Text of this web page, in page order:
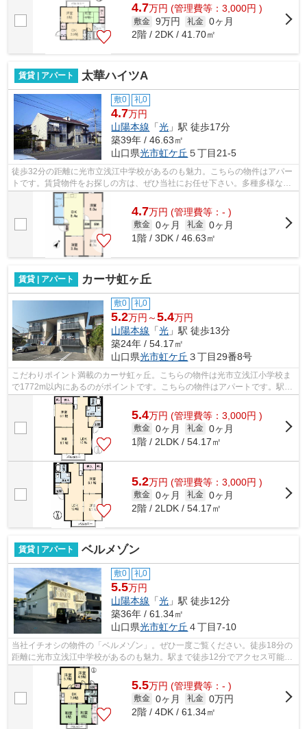
4.7万円 (管理費等：3,000円 )
敷金 9万円 礼金 0ヶ月
2階 / 2DK / 41.70㎡
賃貸 | アパート 太華ハイツA
敷0 礼0
4.7万円
山陽本線 「光 」駅 徒歩17分
築39年 / 46.63㎡
山口県光市虹ケ丘 ５丁目21-5
徒歩32分の距離に光市立浅江中学校があるのも魅力。こちらの物件はアパー
トです。賃貸物件をお探しの方は、ぜひ当社にお任せ下さい。多種多様な物
件情報と地域情報をご提供いたします...
4.7万円 (管理費等：- )
敷金 0ヶ月 礼金 0ヶ月
1階 / 3DK / 46.63㎡
賃貸 | アパート カーサ虹ヶ丘
敷0 礼0
5.2万円～5.4万円
山陽本線 「光 」駅 徒歩13分
築24年 / 54.17㎡
山口県光市虹ケ丘 ３丁目29番8号
こだわりポイント満載のカーサ虹ヶ丘。こちらの物件は光市立浅江小学校ま
で1772m以内にあるのがポイントです。こちらの物件はアパートです。駅ま
で徒歩13分でアクセス可能な物件です。...
5.4万円 (管理費等：3,000円 )
敷金 0ヶ月 礼金 0ヶ月
1階 / 2LDK / 54.17㎡
5.2万円 (管理費等：3,000円 )
敷金 0ヶ月 礼金 0ヶ月
2階 / 2LDK / 54.17㎡
賃貸 | アパート ベルメゾン
敷0 礼0
5.5万円
山陽本線 「光 」駅 徒歩12分
築36年 / 61.34㎡
山口県光市虹ケ丘 ４丁目7-10
当社イチオシの物件の「ベルメゾン」。ぜひ一度ご覧ください。徒歩18分の
距離に光市立浅江中学校があるのも魅力。駅まで徒歩12分でアクセス可能な
物件です。こちらの物件はアパートで...
5.5万円 (管理費等：- )
敷金 0ヶ月 礼金 0万円
2階 / 4DK / 61.34㎡